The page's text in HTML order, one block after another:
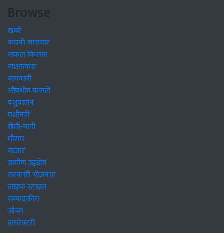
Browse
खबरें
कंपनी समाचार
सफल किसान
साक्षात्कार
बागवानी
औषधीय फसलें
पशुपालन
मशीनरी
खेती-बाड़ी
मौसम
बाजार
ग्रामीण उद्द्योग
सरकारी योजनाएं
लाइफ स्टाइल
सम्पादकीय
जॉब्स
डायरेक्टरी